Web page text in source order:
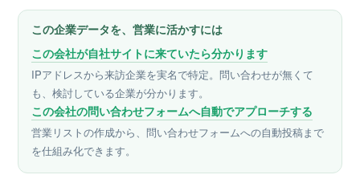
この企業データを、営業に活かすには
この会社が自社サイトに来ていたら分かります
IPアドレスから来訪企業を実名で特定。問い合わせが無くて
も、検討している企業が分かります。
この会社の問い合わせフォームへ自動でアプローチする
営業リストの作成から、問い合わせフォームへの自動投稿まで
を仕組み化できます。